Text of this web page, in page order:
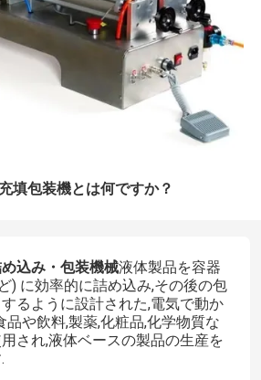
填包装機とは何ですか？
込み・包装機械液体製品を容器
) に効率的に詰め込み,その後の包
るように設計された,電気で動か
品や飲料,製薬,化粧品,化学物質な
され,液体ベースの製品の生産を